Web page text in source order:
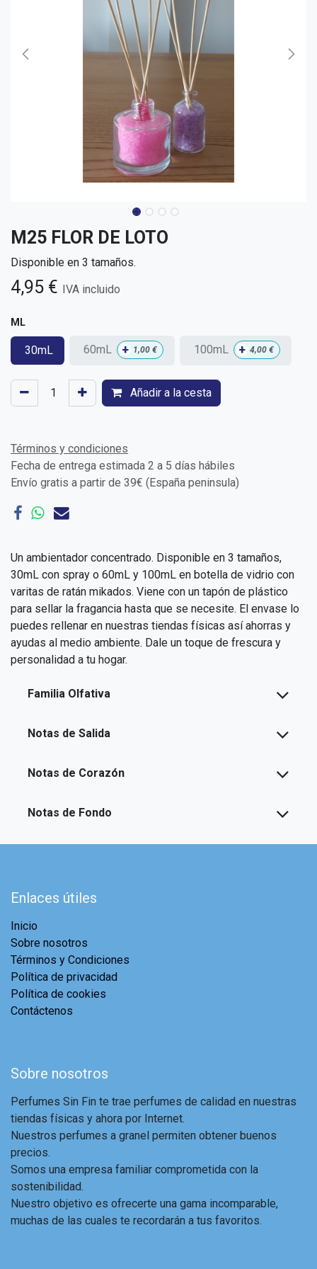
M25 FLOR DE LOTO
Disponible en 3 tamaños.
4,95 € IVA incluido
ML
30mL 60mL + 1,00 € 100mL + 4,00 €
Añadir a la cesta
Términos y condiciones
Fecha de entrega estimada 2 a 5 días hábiles
Envío gratis a partir de 39€ (España peninsula)
Un ambientador concentrado. Disponible en 3 tamaños,
30mL con spray o 60mL y 100mL en botella de vidrio con
varitas de ratán mikados. Viene con un tapón de plástico
para sellar la fragancia hasta que se necesite. El envase lo
puedes rellenar en nuestras tiendas físicas así ahorras y
ayudas al medio ambiente. Dale un toque de frescura y
personalidad a tu hogar.
Familia Olfativa
Notas de Salida
Notas de Corazón
Notas de Fondo
Enlaces útiles
Inicio
Sobre nosotros
Términos y Condiciones
Política de privacidad
Política de cookies
Contáctenos
Sobre nosotros
Perfumes Sin Fin te trae perfumes de calidad en nuestras
tiendas físicas y ahora por Internet.
Nuestros perfumes a granel permiten obtener buenos
precios.
Somos una empresa familiar comprometida con la
sostenibilidad.
Nuestro objetivo es ofrecerte una gama incomparable,
muchas de las cuales te recordarán a tus favoritos.